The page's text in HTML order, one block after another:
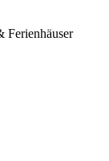
Ferienhäuser